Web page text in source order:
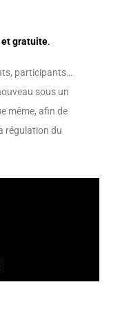
et gratuite.
participants…
sous un
même, afin de
régulation du